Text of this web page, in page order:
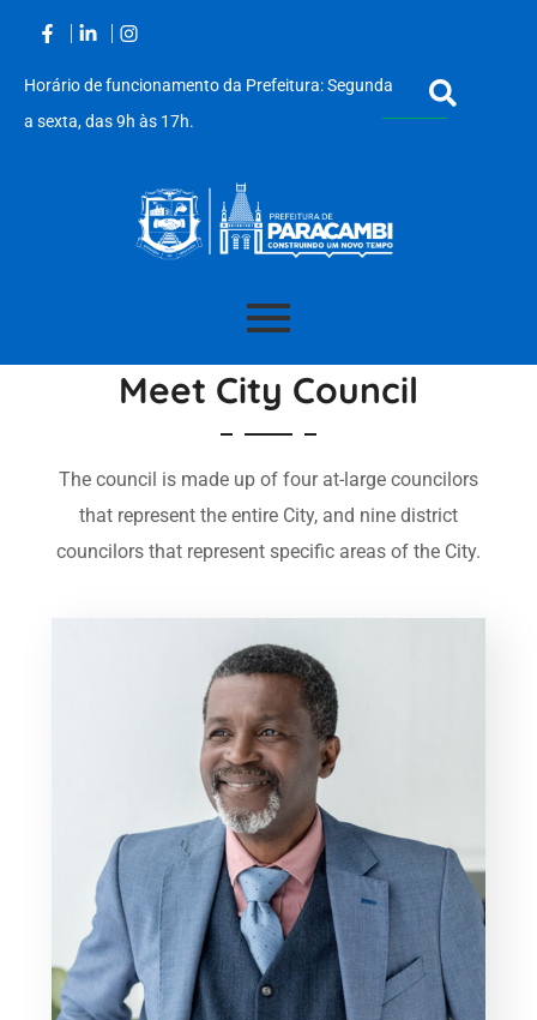
Horário de funcionamento da Prefeitura: Segunda
a sexta, das 9h às 17h.
o
Meet City Council
The council is made up of four at-large councilors
that represent the entire City, and nine district
councilors that represent specific areas of the City.